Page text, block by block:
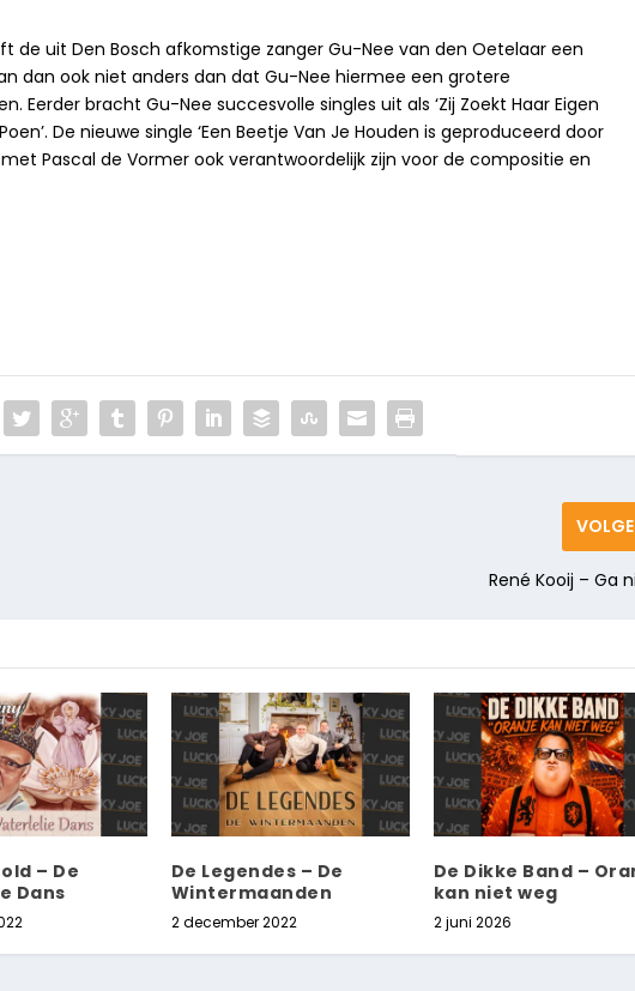
de uit Den Bosch afkomstige zanger Gu-Nee van den Oetelaar een
dan ook niet anders dan dat Gu-Nee hiermee een grotere
Eerder bracht Gu-Nee succesvolle singles uit als ‘Zij Zoekt Haar Eigen
De nieuwe single ‘Een Beetje Van Je Houden is geproduceerd door
Pascal de Vormer ook verantwoordelijk zijn voor de compositie en
René Kooij – Ga
– De
Dans
De Legendes – De
Wintermaanden
2 december 2022
De Dikke Band –
kan niet weg
2 juni 2026